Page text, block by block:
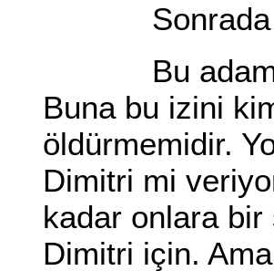
Sonrada
Bu adam
Buna bu izini
öldürmemidir.
Dimitri mi
kadar onlara
Dimitri için.